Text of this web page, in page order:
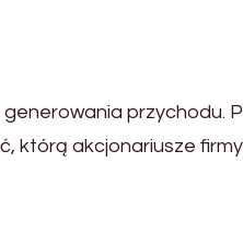
przychodu.
którą akcjonariusze